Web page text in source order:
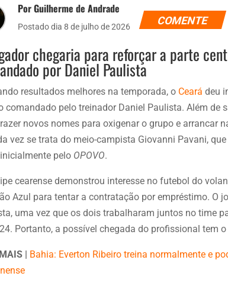
Por Guilherme de Andrade
Postado dia 8 de julho de 2026 COMENTE
chegaria para reforçar a parte
por Daniel Paulista
resultados melhores na temporada, o Ceará deu
comandado pelo treinador Daniel Paulista. Além de
novos nomes para oxigenar o grupo e arrancar
vez se trata do meio-campista Giovanni Pavani,
pelo OPOVO.
cearense demonstrou interesse no futebol do
Azul para tentar a contratação por empréstimo. O
uma vez que os dois trabalharam juntos no time
Portanto, a possível chegada do profissional tem
| Bahia: Everton Ribeiro treina normalmente e